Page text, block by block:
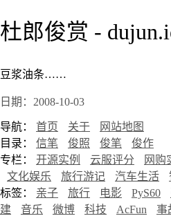
杜郎俊赏 -
豆浆油条……
日期：2008-10-03
导航： 首页 关于
网站地图
目录： 信笔 俊照 俊笔
俊作
专栏： 开源实例 云服评分 网购
文化娱乐
旅行游记 汽车生活
标签： 亲子 旅行 电影 PyS60
建
音乐 微博 科技 AcFun 事